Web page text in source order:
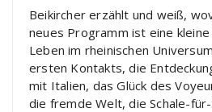
Beikircher erzählt und weiß,
neues Programm ist eine kleine
Leben im rheinischen
ersten Kontakts, die
mit Italien, das Glück des
die fremde Welt, die Schale-für-